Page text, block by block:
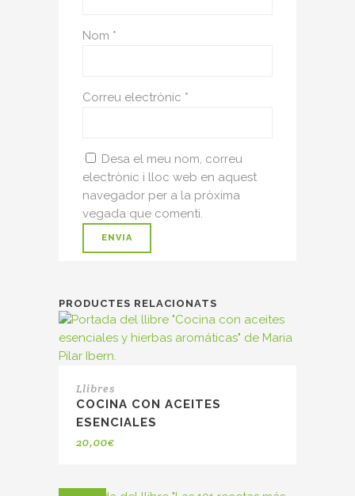
Nom *
Correu electrònic *
Desa el meu nom, correu
electrònic i lloc web en aquest
navegador per a la pròxima
vegada que comenti.
PRODUCTES RELACIONATS
Llibres
COCINA CON ACEITES
ESENCIALES
20,00€